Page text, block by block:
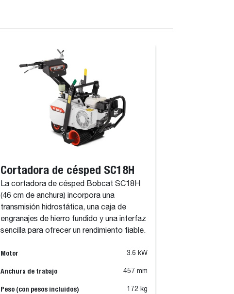
Cortadora de césped SC18H
La cortadora de césped Bobcat SC18H
(46 cm de anchura) incorpora una
transmisión hidrostática, una caja de
engranajes de hierro fundido y una interfaz
sencilla para ofrecer un rendimiento fiable.
Motor 3.6 kW
Anchura de trabajo 457 mm
Peso (con pesos incluidos) 172 kg